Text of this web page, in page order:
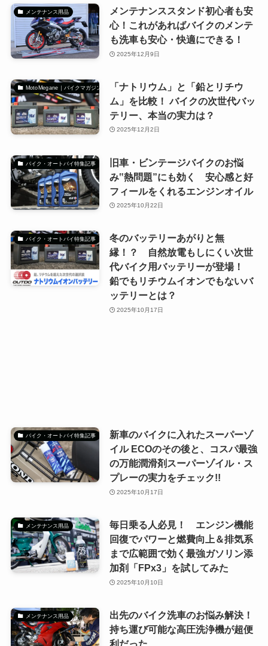
メンテナンス用品
メンテナンススタンド初心者も安
心！これがあればバイクのメンテ
も洗車も安心・快適にできる！
2025年12月9日
MotoMegane｜バイクマガジン
「ナトリウム」と「鉛とリチウ
ム」を比較！ バイクの次世代バッ
テリー、本当の実力は？
2025年12月2日
バイク・オートバイ特集記事
旧車・ビンテージバイクのお悩
み‟熱問題”にも効く 安心感と好
フィールをくれるエンジンオイル
2025年10月22日
バイク・オートバイ特集記事
冬のバッテリーあがりと無
縁！？ 自然放電もしにくい次世
代バイク用バッテリーが登場！
鉛でもリチウムイオンでもないバ
ッテリーとは？
2025年10月17日
バイク・オートバイ特集記事
新車のバイクに入れたスーパーゾ
イル ECOのその後と、コスパ最強
の万能潤滑剤スーパーゾイル・ス
プレーの実力をチェック!!
2025年10月17日
メンテナンス用品
毎日乗る人必見！ エンジン機能
回復でパワーと燃費向上＆排気系
まで広範囲で効く最強ガソリン添
加剤「FPx3」を試してみた
2025年10月10日
メンテナンス用品
出先のバイク洗車のお悩み解決！
持ち運び可能な高圧洗浄機が超便
利だった